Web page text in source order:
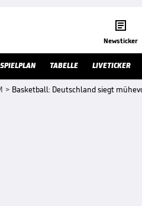

Newsticker
SPIELPLAN TABELLE LIVETICKER
> Basketball: Deutschland siegt